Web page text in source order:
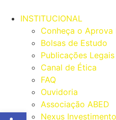
para
conteúdo
INSTITUCIONAL
Conheça o Aprova
Bolsas de Estudo
Publicações Legais
Canal de Ética
FAQ
Ouvidoria
Associação ABED
Nexus